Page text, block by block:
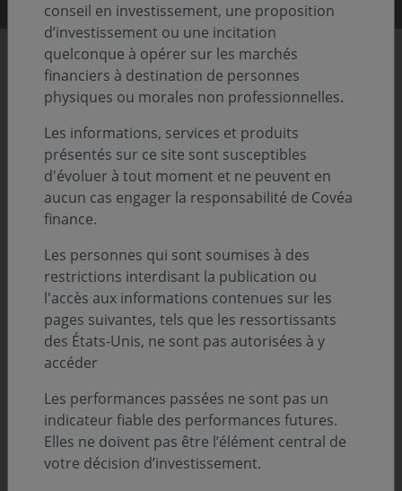
Chiffres clés
Previous 86,8
Md€ d'actifs sous gestion
conseil en investissement, une proposition
d’investissement ou une incitation
quelconque à opérer sur les marchés
financiers à destination de personnes
physiques ou morales non professionnelles.
Les informations, services et produits
présentés sur ce site sont susceptibles
d'évoluer à tout moment et ne peuvent en
aucun cas engager la responsabilité de Covéa
finance.
Les personnes qui sont soumises à des
restrictions interdisant la publication ou
l'accès aux informations contenues sur les
pages suivantes, tels que les ressortissants
des États-Unis, ne sont pas autorisées à y
accéder
Les performances passées ne sont pas un
indicateur fiable des performances futures.
Elles ne doivent pas être l’élément central de
votre décision d’investissement.